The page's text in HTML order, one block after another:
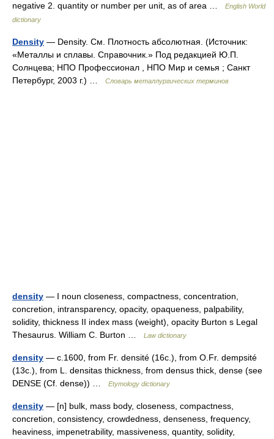
negative 2. quantity or number per unit, as of area …
English World
dictionary
Density — Density. См. Плотность абсолютная. (Источник:
«Металлы и сплавы. Справочник.» Под редакцией Ю.П.
Солнцева; НПО Профессионал , НПО Мир и семья ; Санкт
Петербург, 2003 г.) …
Словарь металлургических терминов
density — I noun closeness, compactness, concentration,
concretion, intransparency, opacity, opaqueness, palpability,
solidity, thickness II index mass (weight), opacity Burton s Legal
Thesaurus. William C. Burton …
Law dictionary
density — c.1600, from Fr. densité (16c.), from O.Fr. dempsité
(13c.), from L. densitas thickness, from densus thick, dense (see
DENSE (Cf. dense)) …
Etymology dictionary
density — [n] bulk, mass body, closeness, compactness,
concretion, consistency, crowdedness, denseness, frequency,
heaviness, impenetrability, massiveness, quantity, solidity,